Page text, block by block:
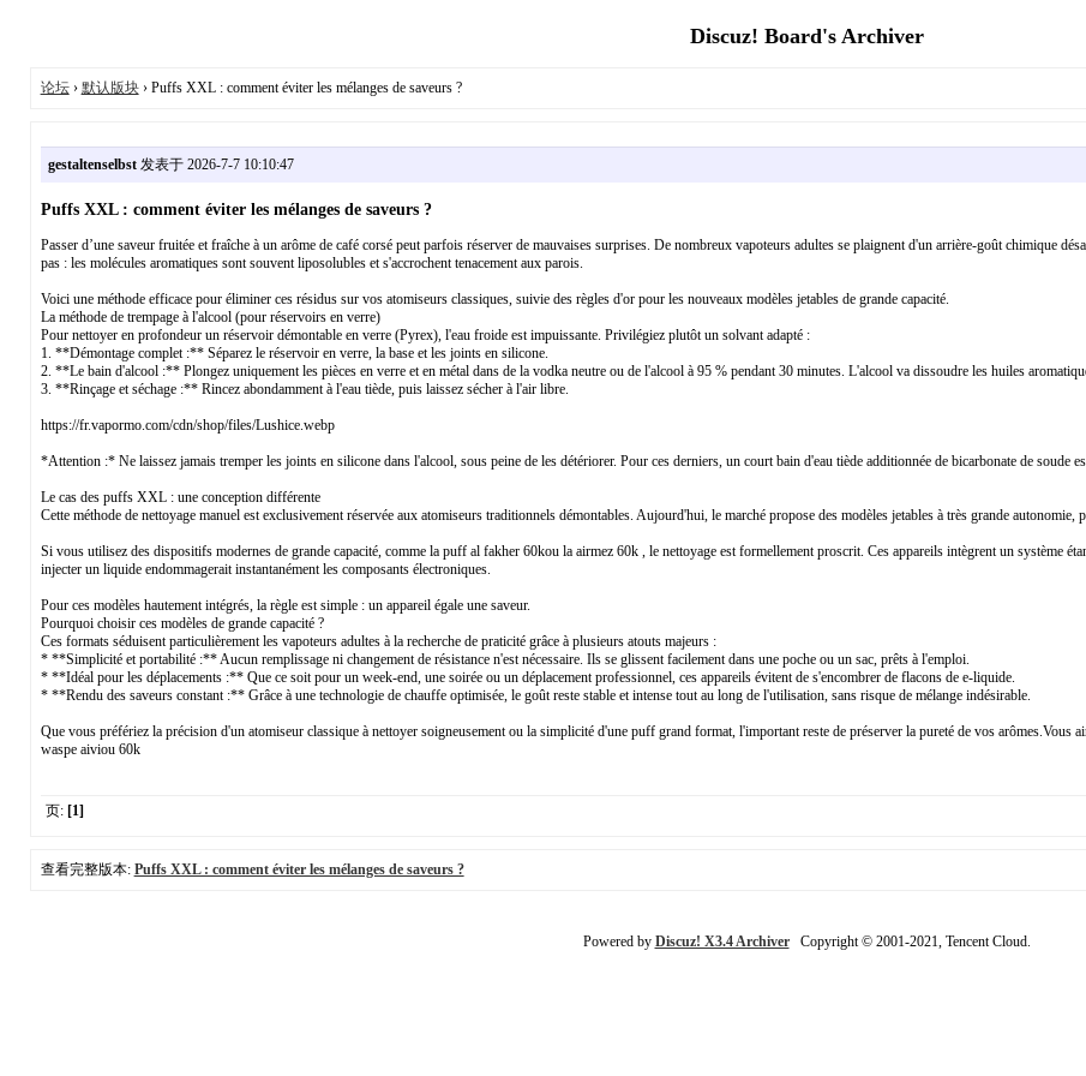
Discuz! Board's Archiver
论坛› 默认版块› Puffs XXL : comment éviter les mélanges de saveurs ?
gestaltenselbst发表于 2026-7-7 10:10:47
Puffs XXL : comment éviter les mélanges de saveurs ?
Passer d’une saveur fruitée et fraîche à un arôme de café corsé peut parfois réserver de mauvaises surprises. De nombreux vapoteurs adultes se plaignent d'un arrière-goût chimique
pas : les molécules aromatiques sont souvent liposolubles et s'accrochent tenacement aux parois.
Voici une méthode efficace pour éliminer ces résidus sur vos atomiseurs classiques, suivie des règles d'or pour les nouveaux modèles jetables de grande capacité.
La méthode de trempage à l'alcool (pour réservoirs en verre)
Pour nettoyer en profondeur un réservoir démontable en verre (Pyrex), l'eau froide est impuissante. Privilégiez plutôt un solvant adapté :
1. **Démontage complet :** Séparez le réservoir en verre, la base et les joints en silicone.
2. **Le bain d'alcool :** Plongez uniquement les pièces en verre et en métal dans de la vodka neutre ou de l'alcool à 95 % pendant 30 minutes. L'alcool va dissoudre les huiles
3. **Rinçage et séchage :** Rincez abondamment à l'eau tiède, puis laissez sécher à l'air libre.
https://fr.vapormo.com/cdn/shop/files/Lushice.webp
*Attention :* Ne laissez jamais tremper les joints en silicone dans l'alcool, sous peine de les détériorer. Pour ces derniers, un court bain d'eau tiède additionnée de bicarbonate de soude
Le cas des puffs XXL : une conception différente
Cette méthode de nettoyage manuel est exclusivement réservée aux atomiseurs traditionnels démontables. Aujourd'hui, le marché propose des modèles jetables à très grande
Si vous utilisez des dispositifs modernes de grande capacité, comme la puff al fakher 60kou la airmez 60k , le nettoyage est formellement proscrit. Ces appareils intègrent un système
injecter un liquide endommagerait instantanément les composants électroniques.
Pour ces modèles hautement intégrés, la règle est simple : un appareil égale une saveur.
Pourquoi choisir ces modèles de grande capacité ?
Ces formats séduisent particulièrement les vapoteurs adultes à la recherche de praticité grâce à plusieurs atouts majeurs :
* **Simplicité et portabilité :** Aucun remplissage ni changement de résistance n'est nécessaire. Ils se glissent facilement dans une poche ou un sac, prêts à l'emploi.
* **Idéal pour les déplacements :** Que ce soit pour un week-end, une soirée ou un déplacement professionnel, ces appareils évitent de s'encombrer de flacons de e-liquide.
* **Rendu des saveurs constant :** Grâce à une technologie de chauffe optimisée, le goût reste stable et intense tout au long de l'utilisation, sans risque de mélange indésirable.
Que vous préfériez la précision d'un atomiseur classique à nettoyer soigneusement ou la simplicité d'une puff grand format, l'important reste de préserver la pureté de vos arômes.Vous
waspe aiviou 60k
页: [1]
查看完整版本: Puffs XXL : comment éviter les mélanges de saveurs ?
Powered by Discuz! X3.4 ArchiverCopyright © 2001-2021, Tencent Cloud.